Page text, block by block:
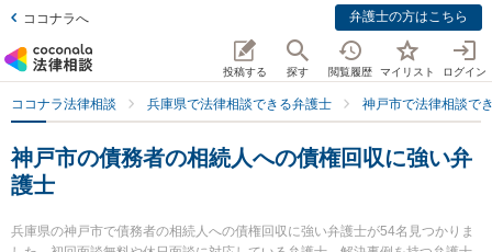
ココナラへ 弁護士の方はこちら
投稿する 探す 閲覧履歴 マイリスト ログイン
ココナラ法律相談 兵庫県で法律相談できる弁護士 神戸市で法律相談で
神戸市の債務者の相続人への債権回収に強い弁
護士
兵庫県の神戸市で債務者の相続人への債権回収に強い弁護士が54名見つかりま